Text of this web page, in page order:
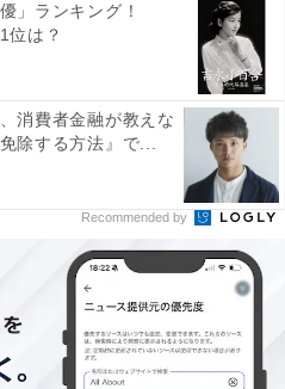
ト』
』。放射能に汚染され、あ
いう危機に瀕している西暦
置を受け取るため、宇宙戦
」ランキング！
位は？
消費者金融が教えな
除する方法』で...
Recommended by